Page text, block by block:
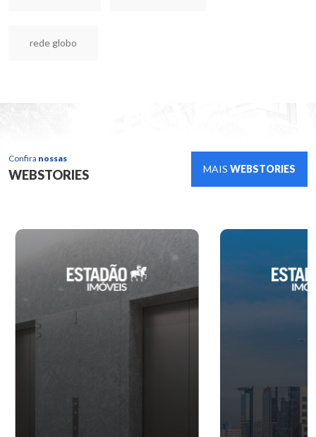
rede globo
Confira nossas
WEBSTORIES MAIS WEBSTORIES